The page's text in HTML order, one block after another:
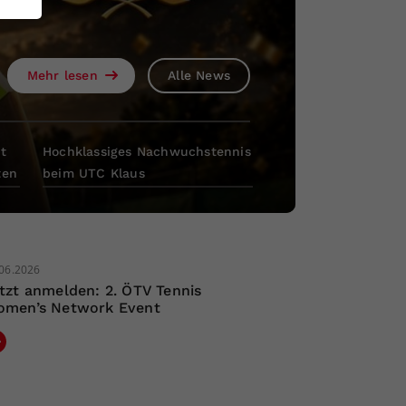
Mehr lesen Alle News
Mehr lesen Alle News
Mehr lesen Alle News
Mehr lesen Alle News
Hochklassiges Nachwuchstennis
beim UTC Klaus
anmelden: 2. ÖTV Tennis
Network Event